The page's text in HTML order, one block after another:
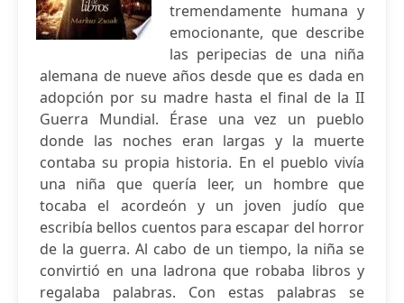
tremendamente humana y
emocionante, que describe
las peripecias de una niña
alemana de nueve años desde que es dada en
adopción por su madre hasta el final de la II
Guerra Mundial. Érase una vez un pueblo
donde las noches eran largas y la muerte
contaba su propia historia. En el pueblo vivía
una niña que quería leer, un hombre que
tocaba el acordeón y un joven judío que
escribía bellos cuentos para escapar del horror
de la guerra. Al cabo de un tiempo, la niña se
convirtió en una ladrona que robaba libros y
regalaba palabras. Con estas palabras se